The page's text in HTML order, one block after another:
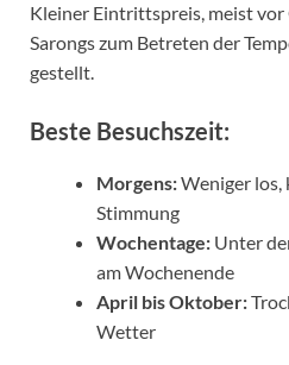
Kleiner Eintrittspreis, meist vor
Sarongs zum Betreten der
gestellt.
Beste Besuchszeit:
Morgens:Weniger los,
Stimmung
Wochentage: Unter
am Wochenende
April bis Oktober:
Wetter